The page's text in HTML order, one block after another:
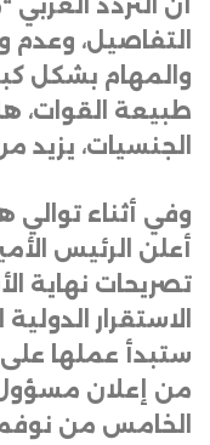
أن التردد
التفاصيل، وعدم
والمهام بشكل
طبيعة القوات،
الجنسيات، يزيد
وفي أثناء توالي
أعلن الرئيس
تصريحات نهاية
الاستقرار
ستبدأ عملها على
من إعلان مسؤول
الخامس من